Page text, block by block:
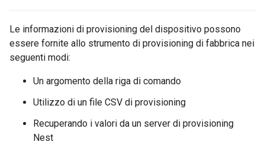
Le informazioni di provisioning del dispositivo possono
essere fornite allo strumento di provisioning di fabbrica nei
seguenti modi:
Un argomento della riga di comando
Utilizzo di un file CSV di provisioning
Recuperando i valori da un server di provisioning
Nest